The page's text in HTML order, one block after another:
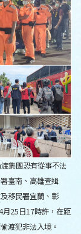
集團恐有從事不法
臺南、高雄查緝
移民署宜蘭、彰
月25日17時許，在距
渡犯非法入境。